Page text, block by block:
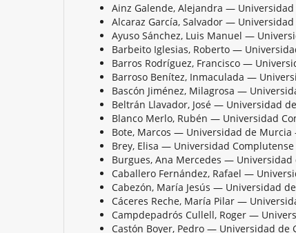
Ainz Galende, Alejandra —
Alcaraz García, Salvador —
Ayuso Sánchez, Luis Manuel —
Barbeito Iglesias, Roberto —
Barros Rodríguez, Francisco —
Barroso Benítez, Inmaculada —
Bascón Jiménez, Milagrosa —
Beltrán Llavador, José — Universidad
Blanco Merlo, Rubén — Universidad
Bote, Marcos — Universidad de
Brey, Elisa — Universidad
Burgues, Ana Mercedes —
Caballero Fernández, Rafael —
Cabezón, María Jesús — Universidad
Cáceres Reche, María Pilar —
Campdepadrós Cullell, Roger —
Castón Boyer, Pedro — Universidad de